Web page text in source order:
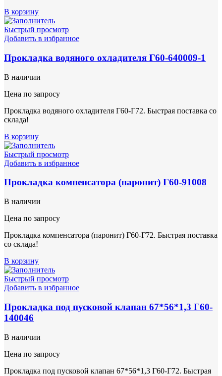
В корзину
Быстрый просмотр
Добавить в избранное
Прокладка водяного охладителя Г60-640009-1
В наличии
Цена по запросу
Прокладка водяного охладителя Г60-Г72. Быстрая поставка со
склада!
В корзину
Быстрый просмотр
Добавить в избранное
Прокладка компенсатора (паронит) Г60-91008
В наличии
Цена по запросу
Прокладка компенсатора (паронит) Г60-Г72. Быстрая поставка
со склада!
В корзину
Быстрый просмотр
Добавить в избранное
Прокладка под пусковой клапан 67*56*1,3 Г60-
140046
В наличии
Цена по запросу
Прокладка под пусковой клапан 67*56*1,3 Г60-Г72. Быстрая